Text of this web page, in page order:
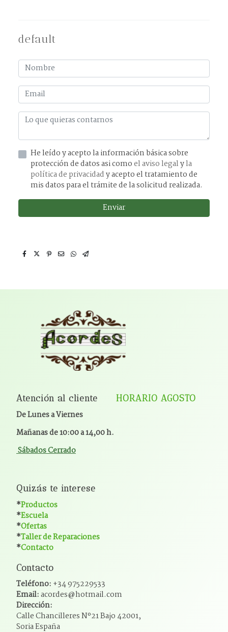
default
He leído y acepto la información básica sobre
protección de datos asi comoel aviso legalyla
política de privacidady acepto el tratamiento de
mis datos para el trámite de la solicitud realizada.
Enviar
Atención al cliente HORARIO AGOSTO
De Lunes a Viernes
Mañanas de 10:00 a 14,00 h.
Sábados Cerrado
Quizás te interese
*Productos
*Escuela
*Ofertas
*Taller de Reparaciones
*Contacto
Contacto
Teléfono: +34 975229533
Email:acordes@hotmail.com
Dirección:
Calle Chancilleres Nº21 Bajo 42001,
Soria España